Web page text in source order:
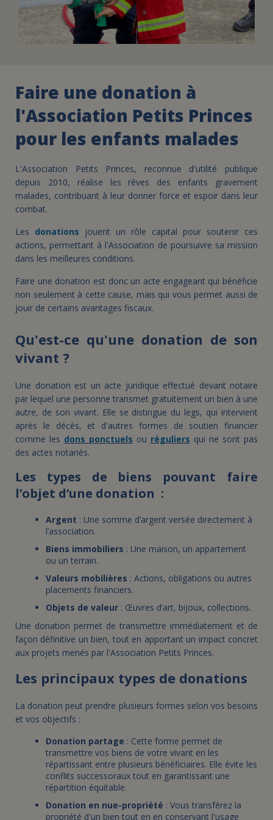
Faire une donation à
l'Association Petits Princes
pour les enfants malades
L'Association Petits Princes, reconnue d'utilité publique
depuis 2010, réalise les rêves des enfants gravement
malades, contribuant à leur donner force et espoir dans leur
combat.
Les donations
jouent un rôle capital pour soutenir ces
actions, permettant à l'Association de poursuivre sa mission
dans les meilleures conditions.
Faire une donation est donc un acte engageant qui bénéficie
non seulement à cette cause, mais qui vous permet aussi de
jouir de certains avantages fiscaux.
Qu'est-ce qu'une donation de son
vivant ?
Une donation est un acte juridique effectué devant notaire
par lequel une personne transmet gratuitement un bien à une
autre, de son vivant. Elle se distingue du legs, qui intervient
après le décès, et d'autres formes de soutien financier
comme les dons ponctuels ou réguliers qui ne sont pas
des actes notariés.
Les types de biens pouvant faire
l’objet d’une donation :
Argent : Une somme d’argent versée directement à
l’association.
Biens immobiliers : Une maison, un appartement
ou un terrain.
Valeurs mobilières : Actions, obligations ou autres
placements financiers.
Objets de valeur : Œuvres d’art, bijoux, collections.
Une donation permet de transmettre immédiatement et de
façon définitive un bien, tout en apportant un impact concret
aux projets menés par l'Association Petits Princes.
Les principaux types de donations
La donation peut prendre plusieurs formes selon vos besoins
et vos objectifs :
Donation partage : Cette forme permet de
transmettre vos biens de votre vivant en les
répartissant entre plusieurs bénéficiaires. Elle évite les
conflits successoraux tout en garantissant une
répartition équitable.
Donation en nue-propriété : Vous transférez la
propriété d'un bien tout en en conservant l'usage